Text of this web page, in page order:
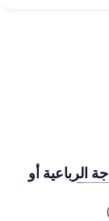
الرباعية أو